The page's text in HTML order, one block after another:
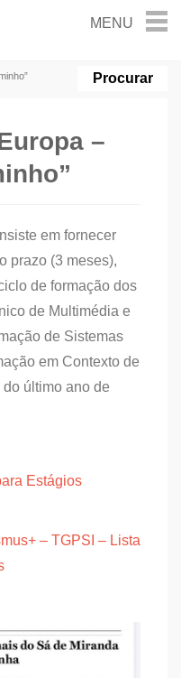
–
em fornecer
prazo (3 meses),
de formação dos
de Multimédia e
de Sistemas
em Contexto de
último ano de
Estágios
– TGPSI – Lista